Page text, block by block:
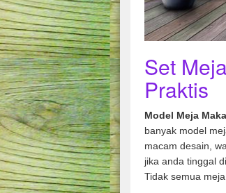
Set
Praktis
Model Meja
banyak model
macam desain,
jika anda tinggal
Tidak semua